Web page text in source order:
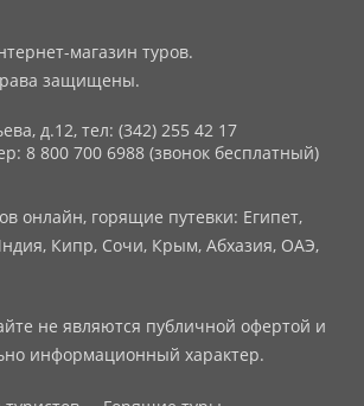
магазин туров.
защищены.
д.12, тел: (342) 255 42 17
8 800 700 6988 (звонок бесплатный)
онлайн, горящие путевки: Египет,
Кипр, Сочи, Крым, Абхазия, ОАЭ,
не являются публичной офертой и
информационный характер.